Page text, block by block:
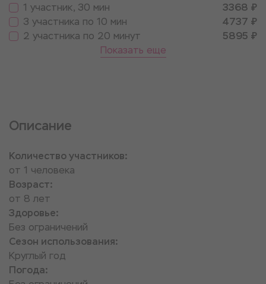
1 участник, 30 мин
3368 ₽
3 участника по 10 мин
4737 ₽
2 участника по 20 минут
5895 ₽
Показать еще
Описание
Количество участников:
от 1 человека
Возраст:
от 8 лет
Здоровье:
Без ограничений
Сезон использования:
Круглый год
Погода: